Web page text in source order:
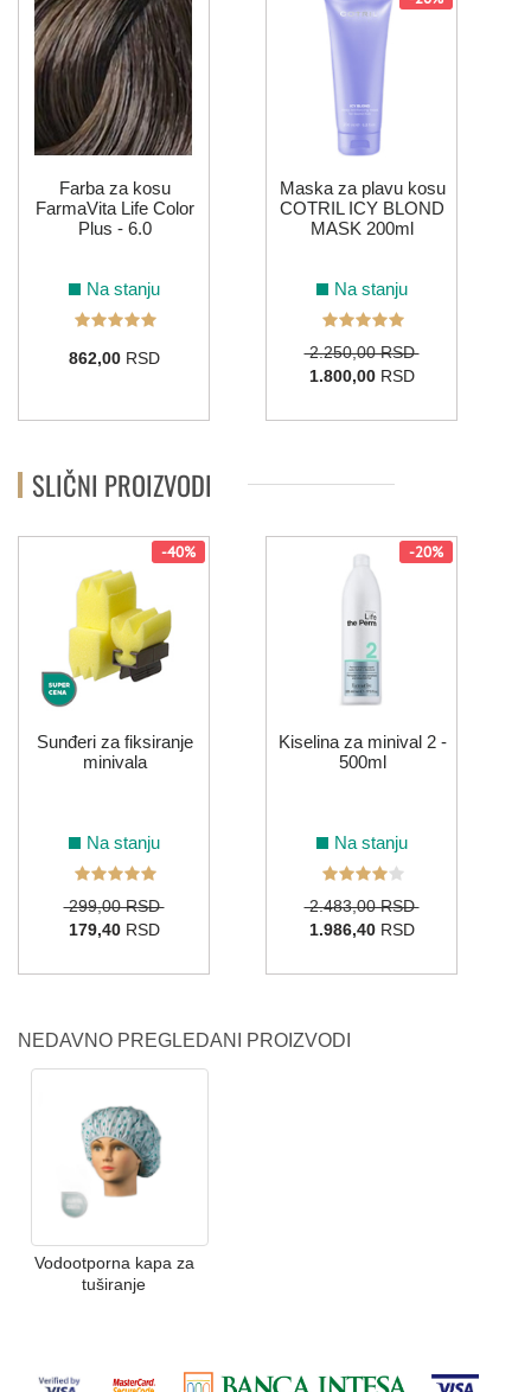
Farba za kosu
FarmaVita Life Color
Plus - 6.0
Na stanju
862,00RSD
Maska za plavu kosu
COTRIL ICY BLOND
MASK 200ml
Na stanju
2.250,00 RSD
1.800,00RSD
SLIČNI PROIZVODI
-40%
Sunđeri za fiksiranje
minivala
Na stanju
299,00 RSD
179,40RSD
-20%
Kiselina za minival 2 -
500ml
Na stanju
2.483,00 RSD
1.986,40RSD
NEDAVNO PREGLEDANI PROIZVODI
Vodootporna kapa za
tuširanje